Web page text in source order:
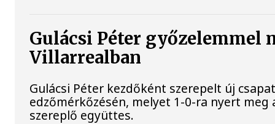
Gulácsi Péter győzelemmel
Villarrealban
Gulácsi Péter kezdőként szerepelt új
edzőmérkőzésén, melyet 1-0-ra nyert
szereplő együttes.